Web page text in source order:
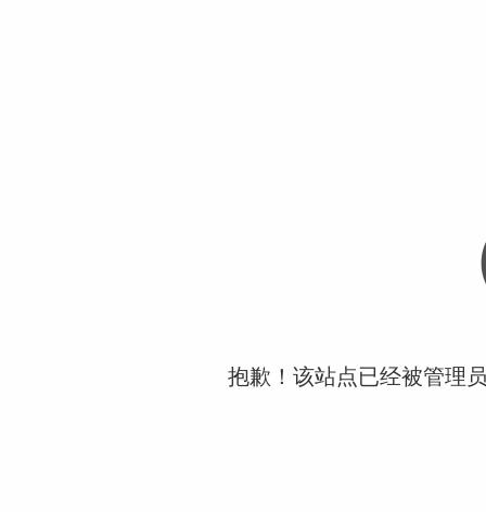
抱歉！该站点已经被管理